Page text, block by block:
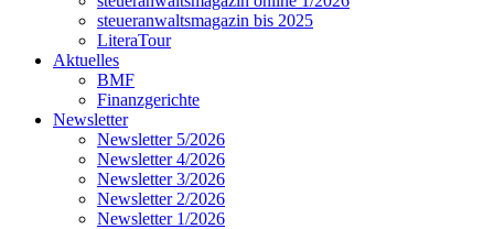
steueranwaltsmagazin bis 2025
LiteraTour
Aktuelles
BMF
Finanzgerichte
Newsletter
Newsletter 5/2026
Newsletter 4/2026
Newsletter 3/2026
Newsletter 2/2026
Newsletter 1/2026